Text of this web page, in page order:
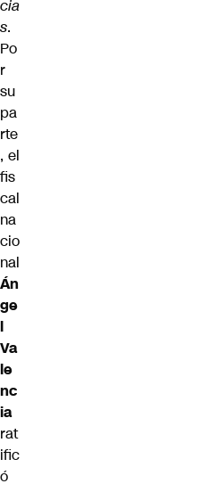
cia
s.
Po
r
su
pa
rte
, el
fis
cal
na
cio
nal
Án
ge
l
Va
le
nc
ia
rat
ific
ó